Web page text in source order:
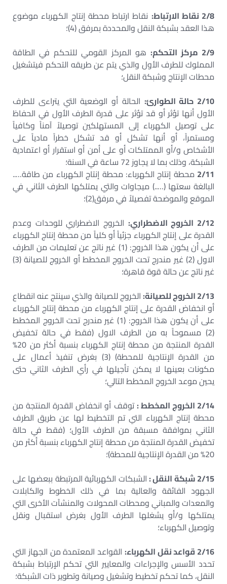
2/8 نقاط الارتباط:
نقاط ارتباط محطة إنتاج الكهرباء موضوع
هذا العقد بشبكة النقل والمحددة بمرفق (4)؛
2/9 مركز التحكم:
هو المركز القومي للتحكم في الطاقة
المملوك للطرف الأول والذي يتم عن طريقه التحكم فيتشغيل
محطات الإنتاج وشبكة النقل؛
2/10 حالة الطوارئ:
الحالة أو الوضعية التي يتراءى للطرف
الأول أنها تؤثر أو قد تؤثر على قدرة الطرف الأول في الحفاظ
على توصيل الكهرباء إلى المستهلكين توصيلاً آمناً وكافياً
ومستمراً، أو أنها تشكل أو قد تشكل خطراً مادياً على
الأشخاص و/أو الممتلكات أو على أمن أو استقرار أو اعتمادية
الشبكة، وذلك بما لا يجاوز 72 ساعة في السنة؛
2/11 محطة إنتاج الكهرباء: محطة إنتاج الكهرباء من طاقة…..
البالغة سعتها (…..) ميجاوات والتي يمتلكها الطرف الثاني في
الموقع والموضحة تفصيلاً في مرفق(2)؛
2/12 الخروج الاضطراري:
الخروج الاضطراري للوحدات وعدم
القدرة على إنتاج الكهرباء جزئياً أو كلياً من محطة إنتاج الكهرباء
على أن يكون هذا الخروج: (1) غير ناتج عن تعليمات من الطرف
الاول (2) غير مندرج تحت الخروج المخطط أو الخروج للصيانة (3)
غير ناتج عن حالة قوة قاهرة؛
2/13 الخروج للصيانة:
الخروج للصيانة والذي سينتج عنه انقطاع
أو انخفاض القدرة على إنتاج الكهرباء من محطة إنتاج الكهرباء
على أن يكون هذا الخروج: (1) غير مندرج تحت الخروج المخطط
(2) مسموحاً به من الطرف الاول (فقط في حالة تخفيض
القدرة المنتجة من محطة إنتاج الكهرباء بنسبة أكثر من 20%
من القدرة الإنتاجية للمحطة) (3) بغرض تنفيذ أعمال على
مكونات بعينها لا يمكن تأجيلها في رأي الطرف الثاني حتى
يحين موعد الخروج المخطط التالي؛
2/14 الخروج المخطط :
توقف أو انخفاض القدرة المنتجة من
محطة إنتاج الكهرباء التي تم التخطيط لها عن طريق الطرف
الثاني بموافقة مسبقة من الطرف الأول؛ (فقط في حالة
تخفيض القدرة المنتجة من محطة إنتاج الكهرباء بنسبة أكثر من
20% من القدرة الإنتاجية للمحطة)؛
2/15 شبكة النقل :
الشبكات الكهربائية المرتبطة ببعضها على
الجهود الفائقة والعالية بما في ذلك الخطوط والكابلات
والمعدات والمباني ومحطات المحولات والمنشآت الأخرى التي
يمتلكها و/أو يشغلها الطرف الأول بغرض استقبال ونقل
وتوصيل الكهرباء؛
2/16 قواعد نقل الكهرباء:
القواعد المعتمدة من الجهاز التي
تحدد الأسس والإجراءات والمعايير التي تحكم الإرتباط بشبكة
النقل، كما تحكم تخطيط وتشغيل وصيانة وتطوير ذات الشبكة؛